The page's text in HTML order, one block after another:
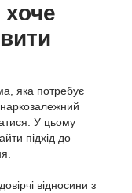
яка потребує
У цьому
підхід до
відносини з